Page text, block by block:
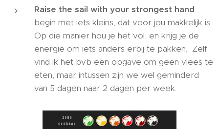
Raise the sail with your strongest hand:
begin met iets kleins, dat voor jou makkelijk is.
Op die manier hou je het vol, en krijg je de
energie om iets anders erbij te pakken. Zelf
vind ik het bvb een opgave om geen vlees te
eten, maar intussen zijn we wel geminderd
van 5 dagen naar 2 dagen per week.